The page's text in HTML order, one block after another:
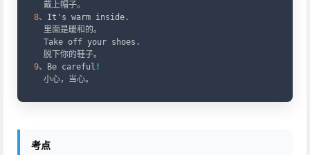
8、It's warm inside .
  里面是暖和的。
  Take off your shoes
.
9、Be careful !
考点